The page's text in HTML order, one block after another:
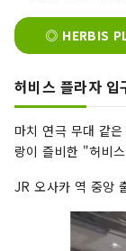
◎ HERBIS
허비스 플라자 입
마치 연극 무대 같
랑이 즐비한 "허비
JR 오사카 역 중앙